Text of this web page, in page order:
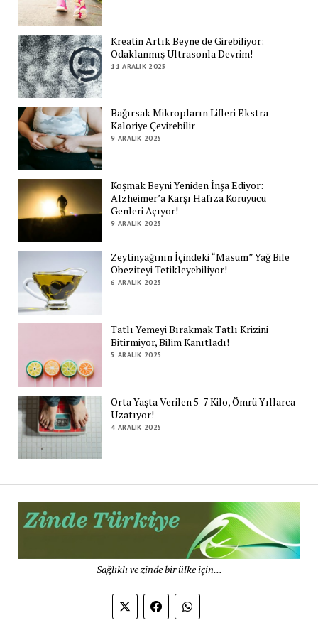
Kreatin Artık Beyne de Girebiliyor:
Odaklanmış Ultrasonla Devrim!
11 ARALIK 2025
Bağırsak Mikropların Lifleri Ekstra
Kaloriye Çevirebilir
9 ARALIK 2025
Koşmak Beyni Yeniden İnşa Ediyor:
Alzheimer’a Karşı Hafıza Koruyucu
Genleri Açıyor!
9 ARALIK 2025
Zeytinyağının İçindeki “Masum” Yağ Bile
Obeziteyi Tetikleyebiliyor!
6 ARALIK 2025
Tatlı Yemeyi Bırakmak Tatlı Krizini
Bitirmiyor, Bilim Kanıtladı!
5 ARALIK 2025
Orta Yaşta Verilen 5-7 Kilo, Ömrü Yıllarca
Uzatıyor!
4 ARALIK 2025
Sağlıklı ve zinde bir ülke için...